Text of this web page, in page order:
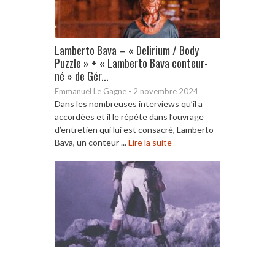
Lamberto Bava – « Delirium / Body
Puzzle » + « Lamberto Bava conteur-
né » de Gér...
Emmanuel Le Gagne - 2 novembre 2024
Dans les nombreuses interviews qu’il a
accordées et il le répète dans l’ouvrage
d’entretien qui lui est consacré, Lamberto
Bava, un conteur ...Lire la suite